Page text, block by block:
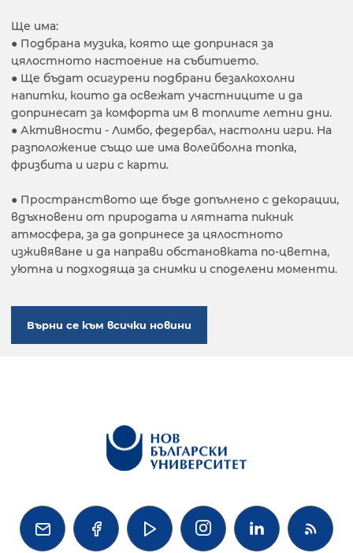
Ще има:
● Подбрана музика, която ще допринася за
цялостното настоение на събитието.
● Ще бъдат осигурени подбрани безалкохолни
напитки, които да освежат участниците и да
допринесат за комфорта им в топлите летни дни.
● Активности - Лимбо, федербал, настолни игри. На
разположение също ше има волейболна топка,
фризбита и игри с карти.
● Пространството ще бъде допълнено с декорации,
вдъхновени от природата и лятната пикник
атмосфера, за да допринесе за цялостното
изживяване и да направи обстановката по-цветна,
уютна и подходяща за снимки и споделени моменти.
Върни се към всички новини
   